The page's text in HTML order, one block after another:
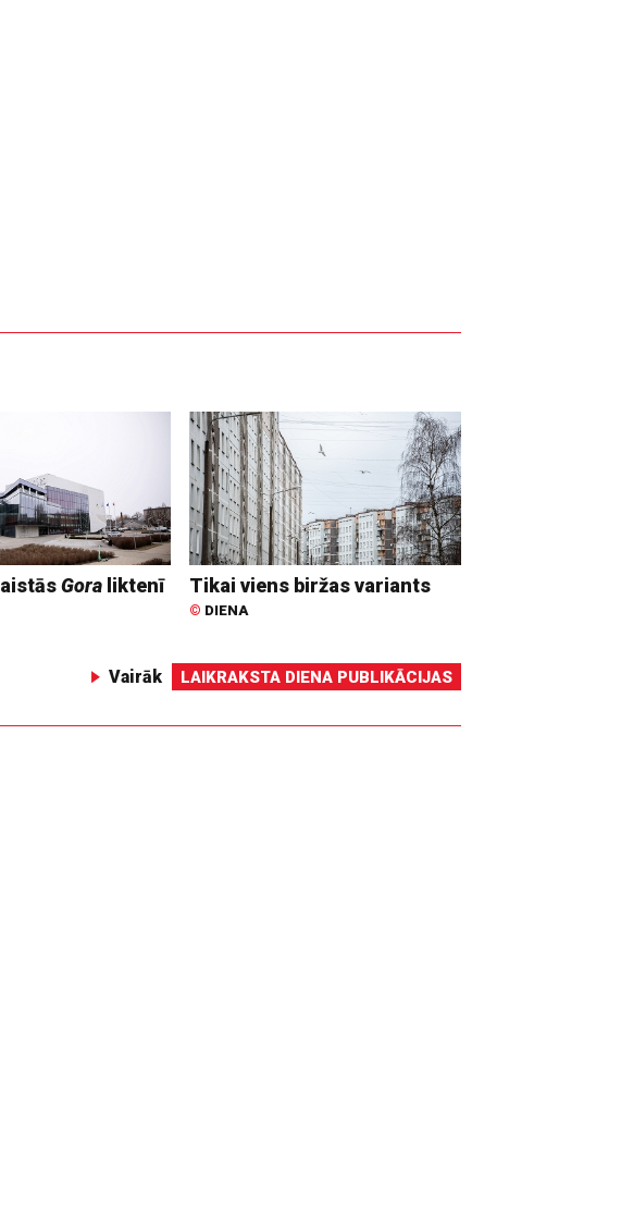
Goraliktenī Tikai viens biržas variants
© DIENA
Vairāk LAIKRAKSTA DIENA PUBLIKĀCIJAS